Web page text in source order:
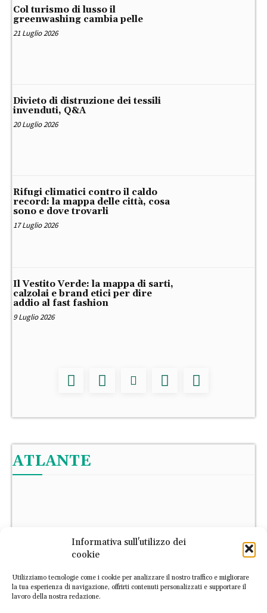
Informativa sull'utilizzo dei
cookie
Utilizziamo tecnologie come i cookie per analizzare il nostro traffico e migliorare
la tua esperienza di navigazione, offrirti contenuti personalizzati e supportare il
lavoro della nostra redazione.
Col turismo di lusso il
greenwashing cambia pelle
21 Luglio 2026
Divieto di distruzione dei tessili
invenduti, Q&A
20 Luglio 2026
Rifugi climatici contro il caldo
record: la mappa delle città, cosa
sono e dove trovarli
17 Luglio 2026
Il Vestito Verde: la mappa di sarti,
calzolai e brand etici per dire
addio al fast fashion
9 Luglio 2026
ATLANTE